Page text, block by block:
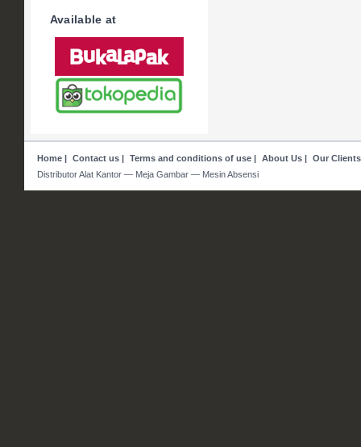
Available at
Home| Contact us| Terms and conditions of use| About Us| Our Clients
Distributor Alat Kantor — Meja Gambar — Mesin Absensi